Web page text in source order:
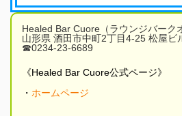
Healed Bar Cuore（ラウンジバーク
山形県 酒田市中町2丁目4-25 松屋ビ
☎︎0234-23-6689
《Healed Bar Cuore公式ページ》
・ ホームページ